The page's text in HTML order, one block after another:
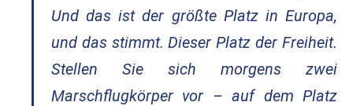
Und das ist der größte Platz in Europa,
und das stimmt. Dieser Platz der Freiheit.
Stellen Sie sich morgens zwei
Marschflugkörper vor – auf dem Platz